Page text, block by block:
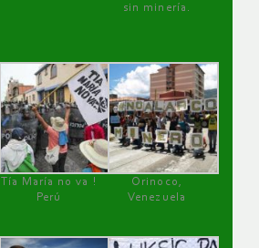
sin minería.
Tía María no va !
Perú
Orinoco,
Venezuela